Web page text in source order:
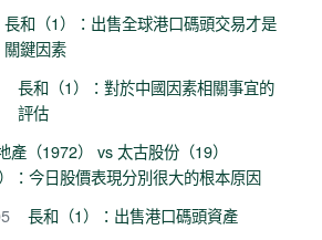
長和（1）：出售全球港口碼頭交易才是
關鍵因素
長和（1）：對於中國因素相關事宜的
評估
產（1972） vs 太古股份（19）
）：今日股價表現分別很大的根本原因
長和（1）：出售港口碼頭資產